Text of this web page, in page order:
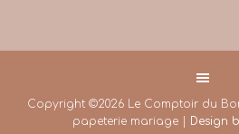
Copyright ©2026 Le Comptoir du
papeterie mariage |
Design